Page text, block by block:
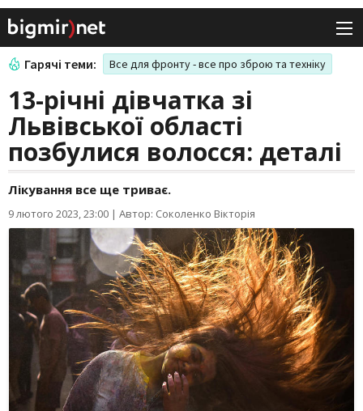
Гарячі теми: Все для фронту - все про зброю та техніку
13-річні дівчатка зі
Львівської області
позбулися волосся: деталі
Лікування все ще триває.
9 лютого 2023, 23:00 | Автор: Соколенко Вікторія